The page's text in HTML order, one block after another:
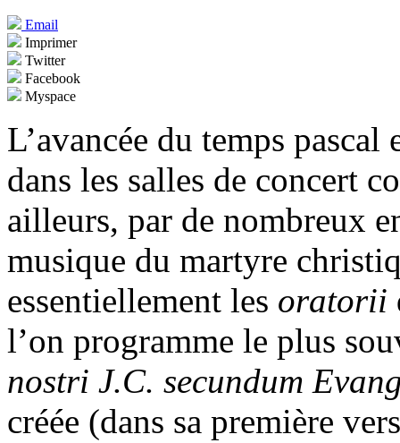
Email
Imprimer
Twitter
Facebook
Myspace
L’avancée du temps
dans les salles de concert
ailleurs, par de nombreux
musique du martyre
essentiellement les oratorii
l’on programme le plus
nostri J.C. secundum
créée (dans sa première